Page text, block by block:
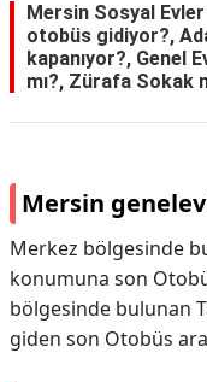
Mersin Sosyal
otobüs gidiyor?,
kapanıyor?, Genel
mı?, Zürafa Sokak
Mersin
Merkez bölgesinde
konumuna son
bölgesinde bulunan
giden son Otobüs